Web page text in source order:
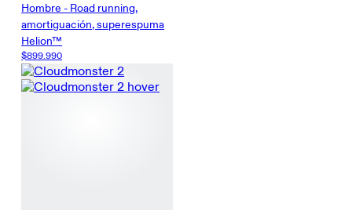
Hombre - Road running,
amortiguación, superespuma
Helion™
$899.990